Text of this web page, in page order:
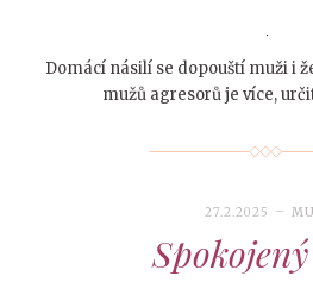
Domácí násilí se dopouští muži i
mužů agresorů je více,
27.2.2025